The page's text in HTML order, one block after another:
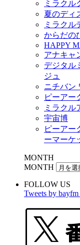
ミラクル
夏のディ
ミラクル
からだの
HAPPY
アナキャ
デジタル
ジュ
ニチバン
ピーアー
ミラクル
宇宙博
ピーアー
ーマーケ
MONTH
MONTH
FOLLOW US
Tweets by